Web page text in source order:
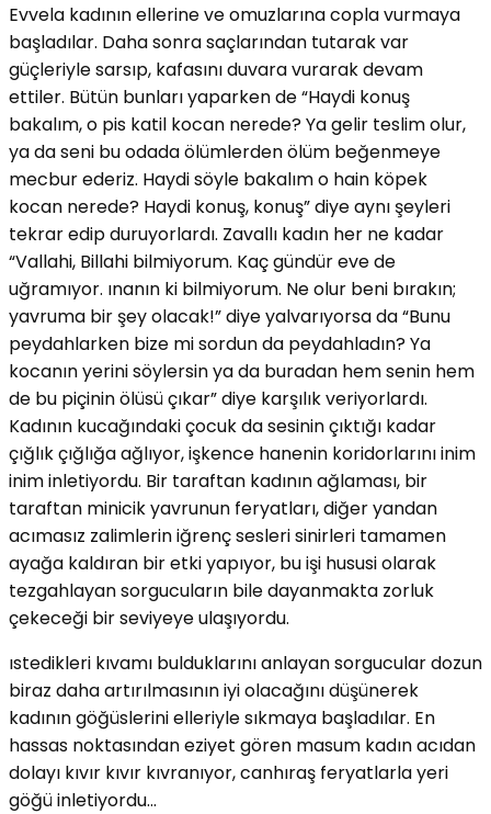
Evvela kadının ellerine ve omuzlarına copla vurmaya
başladılar. Daha sonra saçlarından tutarak var
güçleriyle sarsıp, kafasını duvara vurarak devam
ettiler. Bütün bunları yaparken de “Haydi konuş
bakalım, o pis katil kocan nerede? Ya gelir teslim olur,
ya da seni bu odada ölümlerden ölüm beğenmeye
mecbur ederiz. Haydi söyle bakalım o hain köpek
kocan nerede? Haydi konuş, konuş” diye aynı şeyleri
tekrar edip duruyorlardı. Zavallı kadın her ne kadar
“Vallahi, Billahi bilmiyorum. Kaç gündür eve de
uğramıyor. ınanın ki bilmiyorum. Ne olur beni bırakın;
yavruma bir şey olacak!” diye yalvarıyorsa da “Bunu
peydahlarken bize mi sordun da peydahladın? Ya
kocanın yerini söylersin ya da buradan hem senin hem
de bu piçinin ölüsü çıkar” diye karşılık veriyorlardı.
Kadının kucağındaki çocuk da sesinin çıktığı kadar
çığlık çığlığa ağlıyor, işkence hanenin koridorlarını inim
inim inletiyordu. Bir taraftan kadının ağlaması, bir
taraftan minicik yavrunun feryatları, diğer yandan
acımasız zalimlerin iğrenç sesleri sinirleri tamamen
ayağa kaldıran bir etki yapıyor, bu işi hususi olarak
tezgahlayan sorgucuların bile dayanmakta zorluk
çekeceği bir seviyeye ulaşıyordu.
ıstedikleri kıvamı bulduklarını anlayan sorgucular dozun
biraz daha artırılmasının iyi olacağını düşünerek
kadının göğüslerini elleriyle sıkmaya başladılar. En
hassas noktasından eziyet gören masum kadın acıdan
dolayı kıvır kıvır kıvranıyor, canhıraş feryatlarla yeri
göğü inletiyordu…